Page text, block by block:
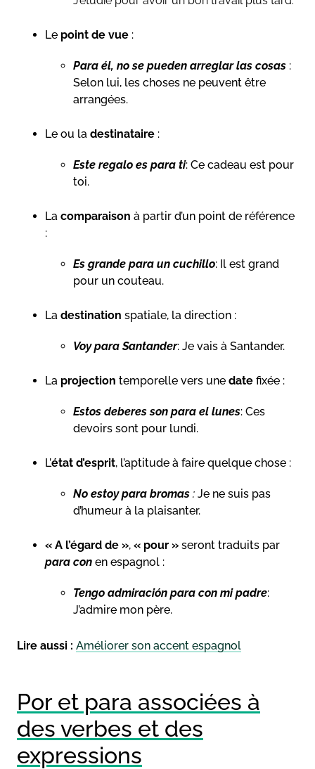
Le point de vue :
Para él, no se pueden arreglar las cosas :
Selon lui, les choses ne peuvent être
arrangées.
Le ou la destinataire :
Este regalo es para ti: Ce cadeau est pour
toi.
La comparaison à partir d’un point de référence
:
Es grande para un cuchillo: Il est grand
pour un couteau.
La destination spatiale, la direction :
Voy para Santander: Je vais à Santander.
La projection temporelle vers une date fixée :
Estos deberes son para el lunes: Ces
devoirs sont pour lundi.
L’état d’esprit, l’aptitude à faire quelque chose :
No estoy para bromas : Je ne suis pas
d’humeur à la plaisanter.
« A l’égard de », « pour » seront traduits par
para con en espagnol :
Tengo admiración para con mi padre:
J’admire mon père.
Lire aussi : Améliorer son accent espagnol
Por et para associées à
des verbes et des
expressions